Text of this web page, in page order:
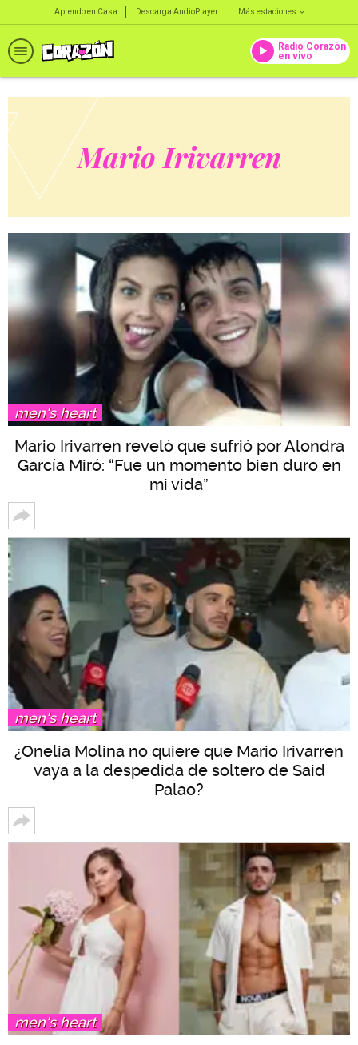
Aprendo en Casa Descarga AudioPlayer Más estaciones
Radio Corazón
en vivo
Mario Irivarren
men's heart
Mario Irivarren reveló que sufrió por Alondra
García Miró: “Fue un momento bien duro en
mi vida”
men's heart
¿Onelia Molina no quiere que Mario Irivarren
vaya a la despedida de soltero de Said
Palao?
men's heart